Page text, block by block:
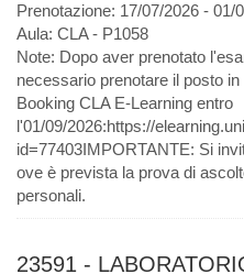
Prenotazione: 17/07/2026 - 01/
Aula: CLA - P1058
Note: Dopo aver prenotato
necessario prenotare il posto
Booking CLA E-Learning entro
l'01/09/2026:https://
id=77403IMPORTANTE: Si
ove è prevista la prova di
personali.
23591 -